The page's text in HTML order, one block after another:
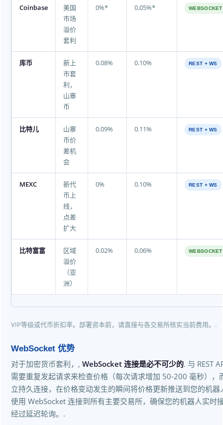
Coinbase
美国
市场
溢价
套利
0%* 0.05%* WEBSOCKET
库币
新上
市套
利，
山寨
币
0.08% 0.10% REST + WS
比特儿
山寨
币价
差机
会
0.09% 0.11% REST + WS
MEXC
新代
币上
线，
点差
扩大
0% 0.10% REST + WS
比特富富
区域
溢价
（亚
洲）
0.02% 0.06% WEBSOCKET
VIP等级或代币折扣率。部署资本前，请直接与各交易所核实当前费用。.
WebSocket 优势
对于加密货币套利，, WebSocket 连接是必不可少的. 与 REST
需要重复发起请求来检查价格（每次请求增加 50-200 毫秒），
立持久连接，在价格变动发生的瞬间将价格更新推送到您的机器
使用 WebSocket 连接到所有主要交易所，确保您的机器人实时
经过延迟轮询。.